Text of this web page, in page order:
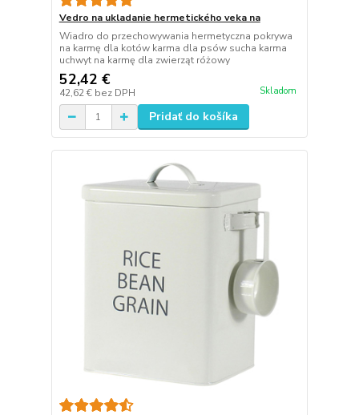
Vedro na ukladanie hermetického veka na
Wiadro do przechowywania hermetyczna pokrywa
na karmę dla kotów karma dla psów sucha karma
uchwyt na karmę dla zwierząt różowy
52,42 €
42,62 € bez DPH Skladom
Pridať do košíka